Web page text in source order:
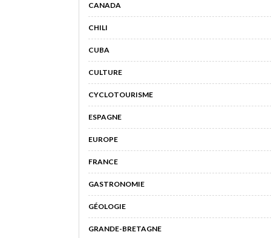
CANADA
CHILI
CUBA
CULTURE
CYCLOTOURISME
ESPAGNE
EUROPE
FRANCE
GASTRONOMIE
GÉOLOGIE
GRANDE-BRETAGNE